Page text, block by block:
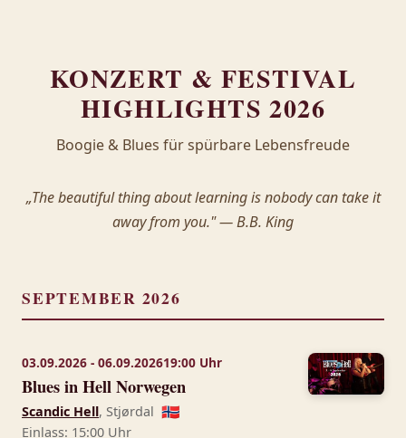
KONZERT & FESTIVAL
HIGHLIGHTS 2026
Boogie & Blues für spürbare Lebensfreude
„The beautiful thing about learning is nobody can take it
away from you." — B.B. King
SEPTEMBER 2026
03.09.2026 - 06.09.202619:00 Uhr
Blues in Hell Norwegen
Scandic Hell, Stjørdal 🇳🇴
Einlass: 15:00 Uhr